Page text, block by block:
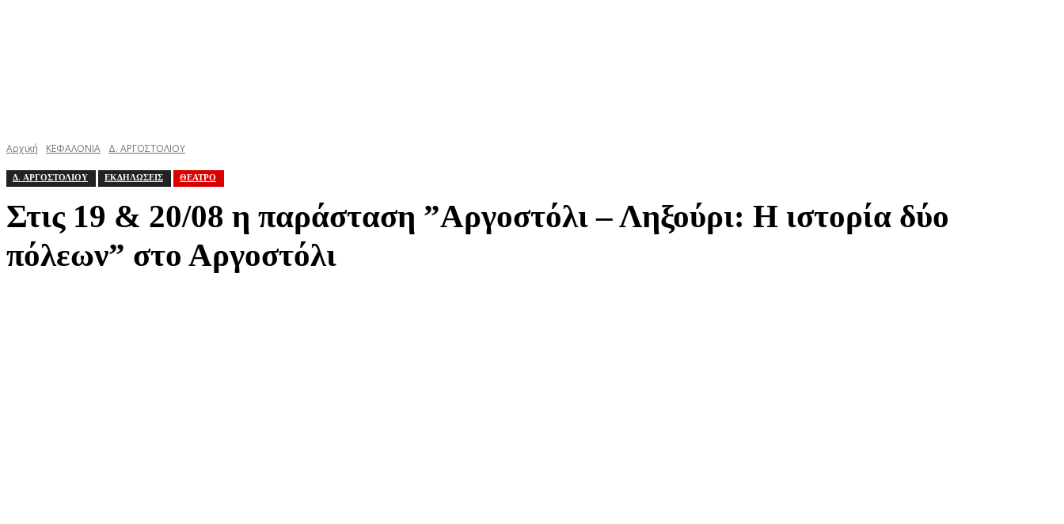
Αρχική ΚΕΦΑΛΟΝΙΑ Δ. ΑΡΓΟΣΤΟΛΙΟΥ
Δ. ΑΡΓΟΣΤΟΛΙΟΥ ΕΚΔΗΛΩΣΕΙΣ ΘΕΑΤΡΟ
Στις 19 & 20/08 η παράσταση ”Αργοστόλι – Ληξούρι: Η ιστορία δύο
πόλεων” στο Αργοστόλι